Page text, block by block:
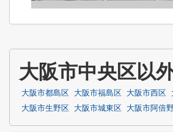
大阪市中央区以
大阪市都島区 大阪市福島区 大阪市西区
大阪市生野区
大阪市城東区 大阪市阿倍